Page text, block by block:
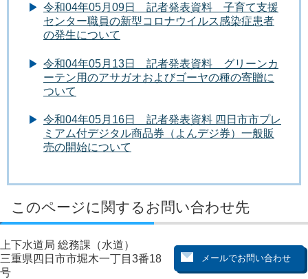
令和04年05月09日 記者発表資料 子育て支援
センター職員の新型コロナウイルス感染症患者
の発生について
令和04年05月13日 記者発表資料 グリーンカ
ーテン用のアサガオおよびゴーヤの種の寄贈に
ついて
令和04年05月16日 記者発表資料 四日市市プレ
ミアム付デジタル商品券（よんデジ券）一般販
売の開始について
このページに関するお問い合わせ先
上下水道局 総務課（水道）
三重県四日市市堀木一丁目3番18
号